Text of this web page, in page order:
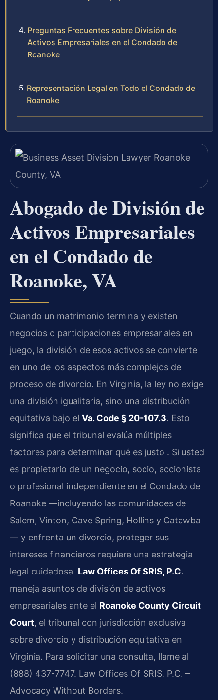
Preguntas Frecuentes sobre División de
Activos Empresariales en el Condado de
Roanoke
Representación Legal en Todo el Condado de
Roanoke
Abogado de División de
Activos Empresariales
en el Condado de
Roanoke, VA
Cuando un matrimonio termina y existen
negocios o participaciones empresariales en
juego, la división de esos activos se convierte
en uno de los aspectos más complejos del
proceso de divorcio. En Virginia, la ley no exige
una división igualitaria, sino una distribución
equitativa bajo el Va. Code § 20-107.3. Esto
significa que el tribunal evalúa múltiples
factores para determinar qué es justo . Si usted
es propietario de un negocio, socio, accionista
o profesional independiente en el Condado de
Roanoke —incluyendo las comunidades de
Salem, Vinton, Cave Spring, Hollins y Catawba
— y enfrenta un divorcio, proteger sus
intereses financieros requiere una estrategia
legal cuidadosa. Law Offices Of SRIS, P.C.
maneja asuntos de división de activos
empresariales ante el Roanoke County Circuit
Court, el tribunal con jurisdicción exclusiva
sobre divorcio y distribución equitativa en
Virginia. Para solicitar una consulta, llame al
(888) 437-7747. Law Offices Of SRIS, P.C. –
Advocacy Without Borders.